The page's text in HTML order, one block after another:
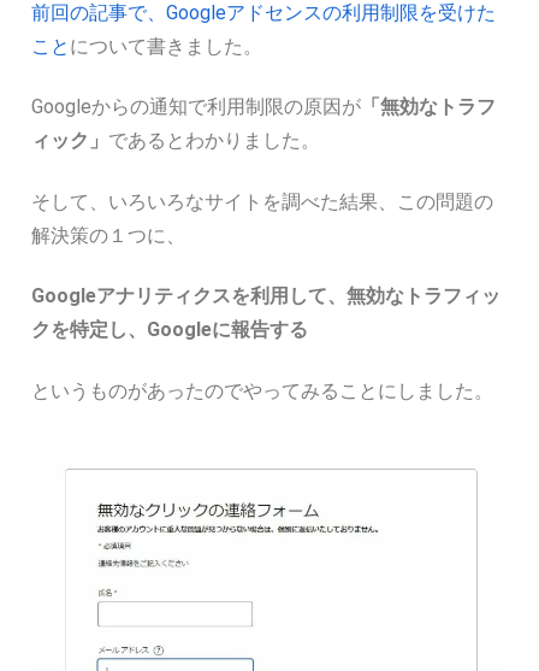
前回の記事で、Googleアドセンスの利用制限を受けた
こと について書きました。
Googleからの通知で利用制限の原因が 「無効なトラフ
ィック」 であるとわかりました。
そして、いろいろなサイトを調べた結果、この問題の
解決策の１つに、
Googleアナリティクスを利用して、無効なトラフィッ
クを特定し、Googleに報告する
というものがあったのでやってみることにしました。